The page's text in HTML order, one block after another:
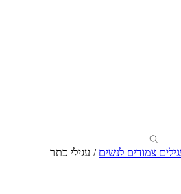
צמודים לנשים / עגילי כתר